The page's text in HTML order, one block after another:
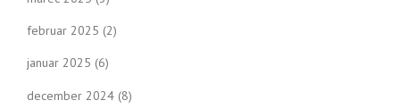
februar 2025 (2)
januar 2025 (6)
december 2024 (8)